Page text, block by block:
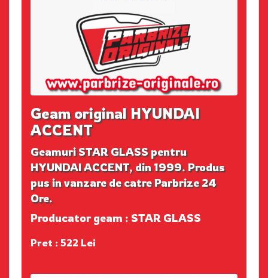
Geam original HYUNDAI
ACCENT
Geamuri STAR GLASS pentru
HYUNDAI ACCENT, din 1999. Produs
pus in vanzare de catre Parbrize 24
Ore.
Producator geam : STAR GLASS
Pret : 522 Lei